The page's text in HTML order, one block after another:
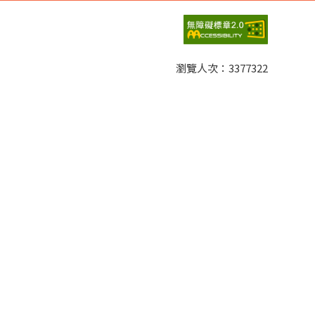
以香港一連串抗中事件為例，點出語言與身分認同的
信感，並非歷史上第一次出現。中國已經在許多方
瀏覽人次： 3377322